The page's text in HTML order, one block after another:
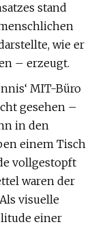
stand
wie er
– erzeugt.
MIT-Büro
gesehen –
in den
einem Tisch
vollgestopft
waren der
visuelle
einer